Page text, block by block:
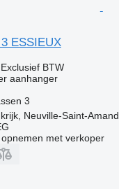
ESSIEUX
Exclusief BTW
aanhanger
3
Neuville-Saint-Amand
met verkoper